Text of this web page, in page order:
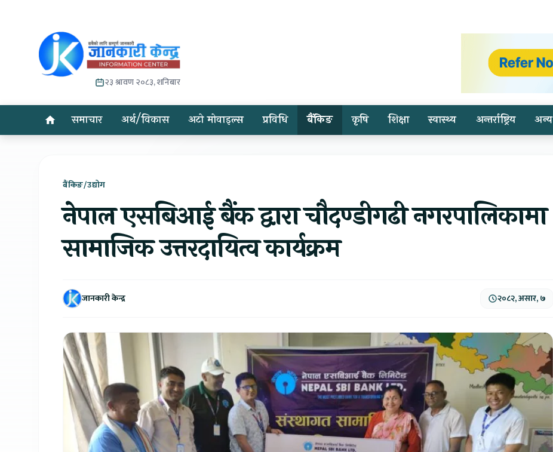
२३ श्रावण २०८३, शनिबार
समाचार अर्थ/विकास अटो मोवाइल्स प्रविधि बैंकिङ कृषि शिक्षा स्वास्थ्य अन्तर्राष्ट्रिय अन्य
बैंकिङ/उद्योग
नेपाल एसबिआई बैंक द्वारा चौदण्डीगढी नगरपालिकामा
सामाजिक उत्तरदायित्व कार्यक्रम
जानकारी केन्द्र २०८२, असार, ७